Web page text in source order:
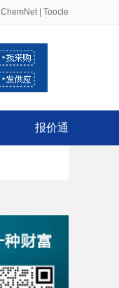
ChemNet| Toocle
报价通